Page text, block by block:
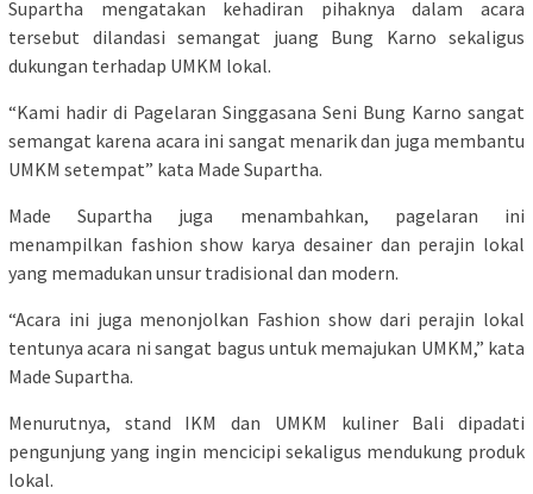
Supartha mengatakan kehadiran pihaknya dalam acara
tersebut dilandasi semangat juang Bung Karno sekaligus
dukungan terhadap UMKM lokal.
“Kami hadir di Pagelaran Singgasana Seni Bung Karno sangat
semangat karena acara ini sangat menarik dan juga membantu
UMKM setempat” kata Made Supartha.
Made Supartha juga menambahkan, pagelaran ini
menampilkan fashion show karya desainer dan perajin lokal
yang memadukan unsur tradisional dan modern.
“Acara ini juga menonjolkan Fashion show dari perajin lokal
tentunya acara ni sangat bagus untuk memajukan UMKM,” kata
Made Supartha.
Menurutnya, stand IKM dan UMKM kuliner Bali dipadati
pengunjung yang ingin mencicipi sekaligus mendukung produk
lokal.